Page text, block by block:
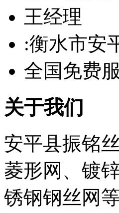
王经理
:衡水市安
全国免费
关于我们
安平县振铭
菱形网、镀
锈钢钢丝网